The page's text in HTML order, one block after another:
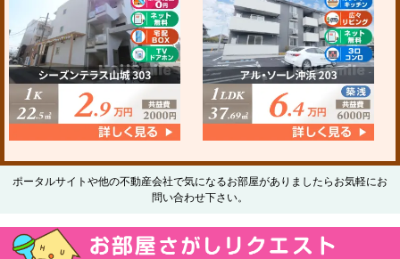
ポータルサイトや他の不動産会社で気になるお部屋がありましたらお気軽にお
問い合わせ下さい。